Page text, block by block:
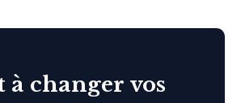
à changer vos